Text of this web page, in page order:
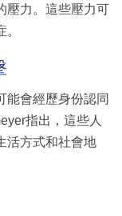
壓力。這些壓力可
能會經歷身份認同
指出，這些人
活方式和社會地